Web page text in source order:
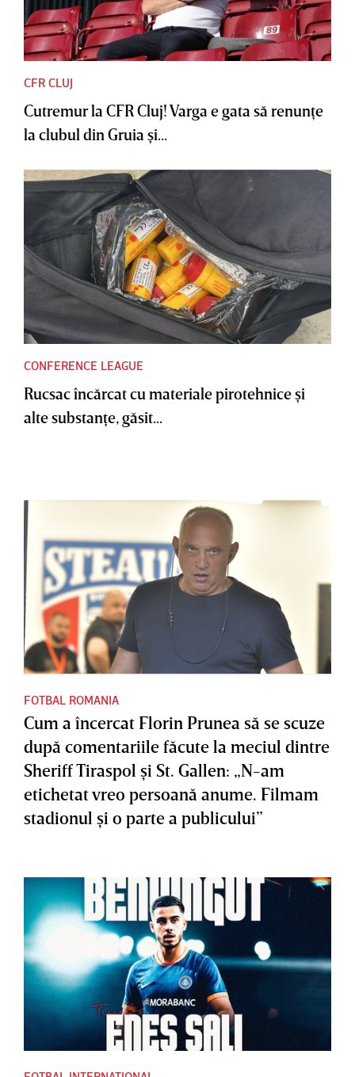
CFR CLUJ
Cutremur la CFR Cluj! Varga e gata să renunţe
la clubul din Gruia şi...
CONFERENCE LEAGUE
Rucsac încărcat cu materiale pirotehnice şi
alte substanţe, găsit...
FOTBAL ROMANIA
Cum a încercat Florin Prunea să se scuze
după comentariile făcute la meciul dintre
Sheriff Tiraspol şi St. Gallen: „N-am
etichetat vreo persoană anume. Filmam
stadionul şi o parte a publicului”